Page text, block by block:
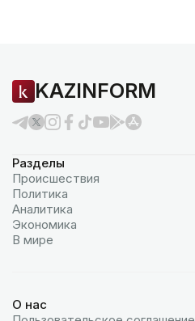
KAZINFORM
Разделы
Происшествия
Политика
Аналитика
Экономика
В мире
О нас